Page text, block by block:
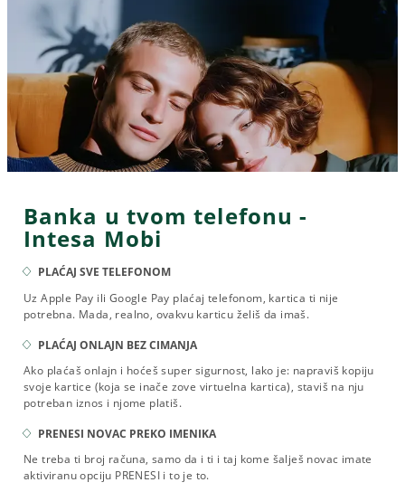
Banka u tvom telefonu -
Intesa Mobi
PLAĆAJ SVE TELEFONOM
Uz Apple Pay ili Google Pay plaćaj telefonom, kartica ti nije
potrebna. Mada, realno, ovakvu karticu želiš da imaš.
PLAĆAJ ONLAJN BEZ CIMANJA
Ako plaćaš onlajn i hoćeš super sigurnost, lako je: napraviš kopiju
svoje kartice (koja se inače zove virtuelna kartica), staviš na nju
potreban iznos i njome platiš.
PRENESI NOVAC PREKO IMENIKA
Ne treba ti broj računa, samo da i ti i taj kome šalješ novac imate
aktiviranu opciju PRENESI i to je to.